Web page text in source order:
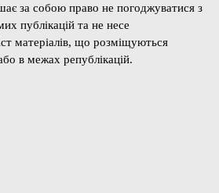
за собою право не погоджуватися з
публікацій та не несе
матеріалів, що розміщуються
в межах републікацій.